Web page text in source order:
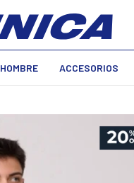
HOMBRE ACCESORIOS